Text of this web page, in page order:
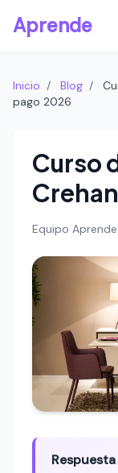
Aprende
Inicio / Blog /
pago 2026
Curso
Equipo Aprende